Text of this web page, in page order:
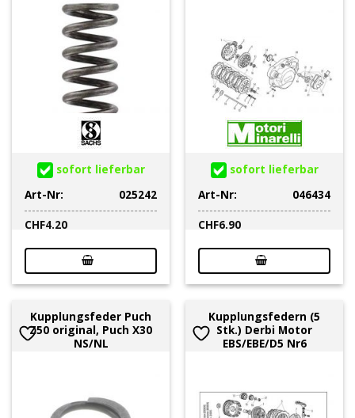
sofort lieferbar
Art-Nr:
025242
CHF4.20
sofort lieferbar
Art-Nr:
046434
CHF6.90
Kupplungsfeder Puch
Z50 original, Puch X30
NS/NL
Kupplungsfedern (5
Stk.) Derbi Motor
EBS/EBE/D5 Nr6